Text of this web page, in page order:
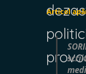
Articol